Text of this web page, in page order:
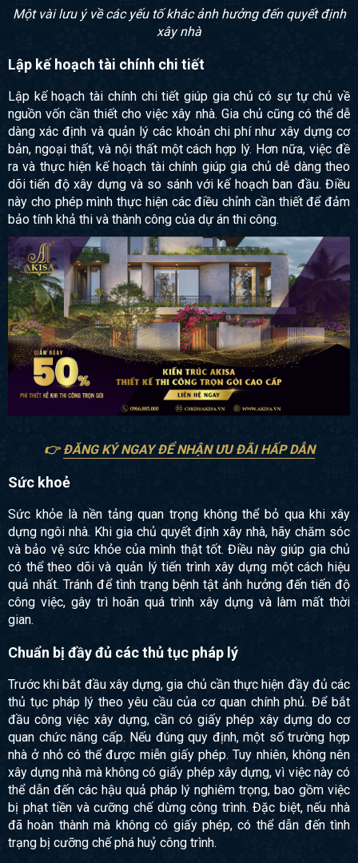
Một vài lưu ý về các yếu tố khác ảnh hưởng đến quyết định
xây nhà
Lập kế hoạch tài chính chi tiết
Lập kế hoạch tài chính chi tiết giúp gia chủ có sự tự chủ về
nguồn vốn cần thiết cho việc xây nhà. Gia chủ cũng có thể dễ
dàng xác định và quản lý các khoản chi phí như xây dựng cơ
bản, ngoại thất, và nội thất một cách hợp lý. Hơn nữa, việc đề
ra và thực hiện kế hoạch tài chính giúp gia chủ dễ dàng theo
dõi tiến độ xây dựng và so sánh với kế hoạch ban đầu. Điều
này cho phép mình thực hiện các điều chỉnh cần thiết để đảm
bảo tính khả thi và thành công của dự án thi công.
👉ĐĂNG KÝ NGAY ĐỂ NHẬN ƯU ĐÃI HẤP DẪN
Sức khoẻ
Sức khỏe là nền tảng quan trọng không thể bỏ qua khi xây
dựng ngôi nhà. Khi gia chủ quyết định xây nhà, hãy chăm sóc
và bảo vệ sức khỏe của mình thật tốt. Điều này giúp gia chủ
có thể theo dõi và quản lý tiến trình xây dựng một cách hiệu
quả nhất. Tránh để tình trạng bệnh tật ảnh hưởng đến tiến độ
công việc, gây trì hoãn quá trình xây dựng và làm mất thời
gian.
Chuẩn bị đầy đủ các thủ tục pháp lý
Trước khi bắt đầu xây dựng, gia chủ cần thực hiện đầy đủ các
thủ tục pháp lý theo yêu cầu của cơ quan chính phủ. Để bắt
đầu công việc xây dựng, cần có giấy phép xây dựng do cơ
quan chức năng cấp. Nếu đúng quy định, một số trường hợp
nhà ở nhỏ có thể được miễn giấy phép. Tuy nhiên, không nên
xây dựng nhà mà không có giấy phép xây dựng, vì việc này có
thể dẫn đến các hậu quả pháp lý nghiêm trọng, bao gồm việc
bị phạt tiền và cưỡng chế dừng công trình. Đặc biệt, nếu nhà
đã hoàn thành mà không có giấy phép, có thể dẫn đến tình
trạng bị cưỡng chế phá huỷ công trình.